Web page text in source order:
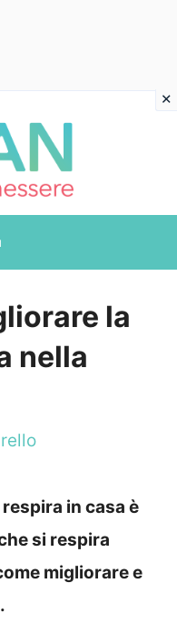
la
nella
respira in casa è
si respira
migliorare e